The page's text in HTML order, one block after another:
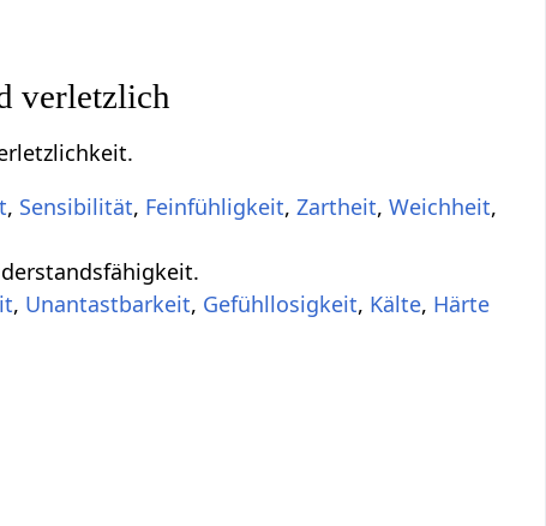
verletzlich
, Sensibilität, Feinfühligkeit,Zartheit,Weichheit,
, Unantastbarkeit, Gefühllosigkeit, Kälte, Härte